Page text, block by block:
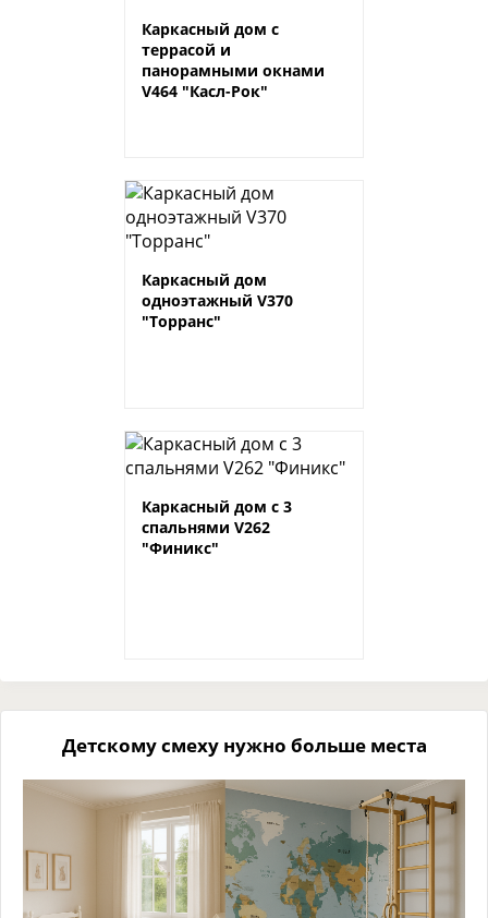
Каркасный дом с
террасой и
панорамными окнами
V464 "Касл-Рок"
Каркасный дом
одноэтажный V370
"Торранс"
Каркасный дом с 3
спальнями V262
"Финикс"
Детскому смеху нужно больше места